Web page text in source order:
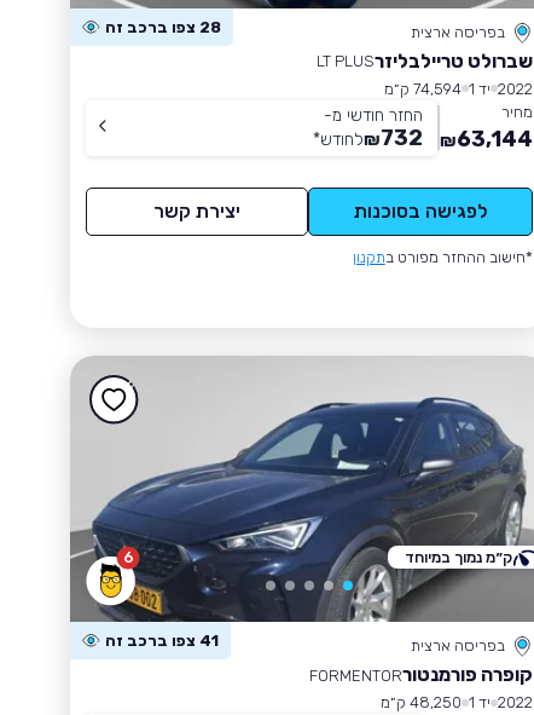
בפריסה ארצית 28 צפו ברכב זה
שברולט טריילבליזרLT PLUS
2022 יד 1
74,594 ק״מ
מחיר
63,144
₪
החזר חודשי מ-
732
₪לחודש*
לפגישה בסוכנות יצירת קשר
*חישוב ההחזר מפורט בתקנון
6
בפריסה ארצית 41 צפו ברכב זה
קופרה פורמנטורFORMENTOR
2022 יד 1
48,250 ק״מ
ק״מ נמוך במיוחד